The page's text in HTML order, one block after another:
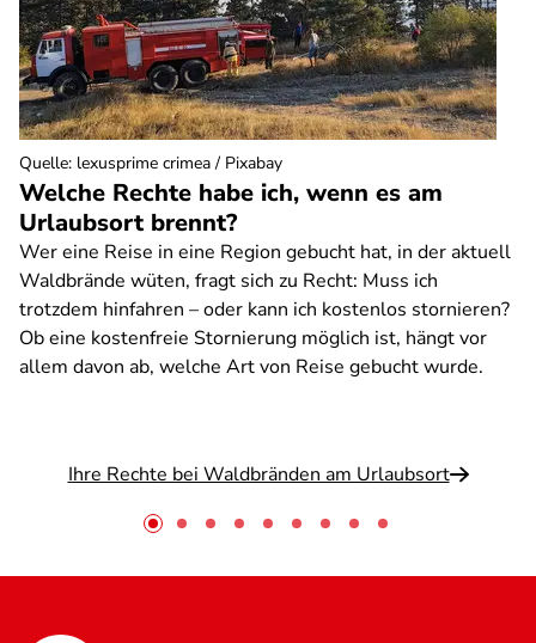
Welche Rechte habe ich, wenn es am
Urlaubsort brennt?
Wer eine Reise in eine Region gebucht hat, in der aktuell
Waldbrände wüten, fragt sich zu Recht: Muss ich
trotzdem hinfahren – oder kann ich kostenlos stornieren?
Ob eine kostenfreie Stornierung möglich ist, hängt vor
allem davon ab, welche Art von Reise gebucht wurde.
Ihre Rechte bei Waldbränden am Urlaubsort
Quelle: lexusprime crimea / Pixabay